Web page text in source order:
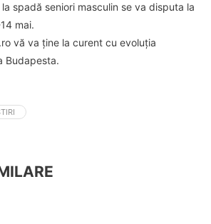
spadă seniori masculin se va disputa la
mai.
vă va ține la curent cu evoluția
Budapesta.